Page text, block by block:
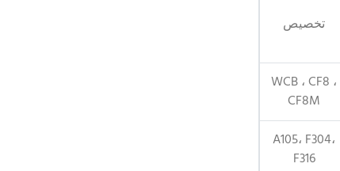
تخصيص
WCB ، CF8 ،
CF8M
A105، F304،
F316